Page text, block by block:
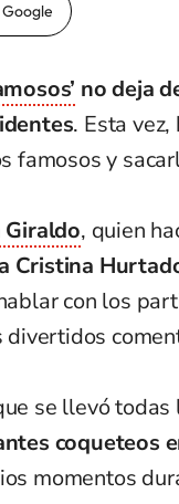
no deja
. Esta
famosos y
Giraldo, quien
Cristina
con los
divertidos
se llevó
coqueteos
momentos